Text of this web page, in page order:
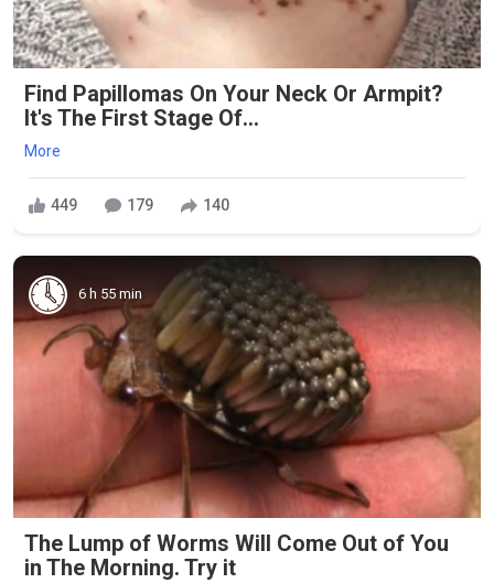
Find Papillomas On Your Neck Or Armpit?
It's The First Stage Of...
More
449 179 140
6 h 55 min
The Lump of Worms Will Come Out of You
in The Morning. Try it